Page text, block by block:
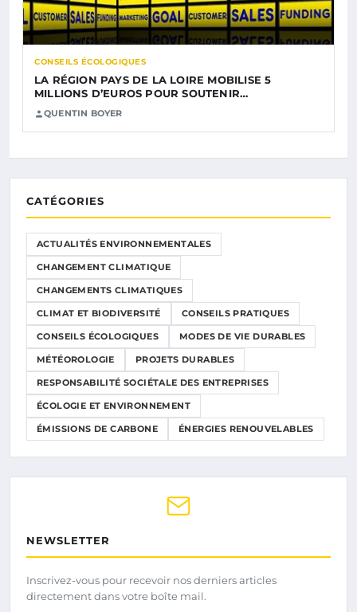
CONSEILS ÉCOLOGIQUES
LA RÉGION PAYS DE LA LOIRE MOBILISE 5
MILLIONS D’EUROS POUR SOUTENIR…
QUENTIN BOYER
CATÉGORIES
ACTUALITÉS ENVIRONNEMENTALES
CHANGEMENT CLIMATIQUE
CHANGEMENTS CLIMATIQUES
CLIMAT ET BIODIVERSITÉ CONSEILS PRATIQUES
CONSEILS ÉCOLOGIQUES MODES DE VIE DURABLES
MÉTÉOROLOGIE PROJETS DURABLES
RESPONSABILITÉ SOCIÉTALE DES ENTREPRISES
ÉCOLOGIE ET ENVIRONNEMENT
ÉMISSIONS DE CARBONE ÉNERGIES RENOUVELABLES
NEWSLETTER
Inscrivez-vous pour recevoir nos derniers articles
directement dans votre boîte mail.